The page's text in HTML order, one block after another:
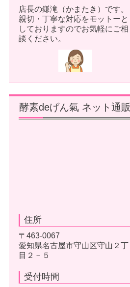
店長の鎌滝（かまたき）です。
親切・丁寧な対応をモットーと
しておりますのでお気軽にご相
談ください。
酵素deげん氣 ネット通販
住所
〒463-0067
愛知県名古屋市守山区守山２丁
目２－５
受付時間